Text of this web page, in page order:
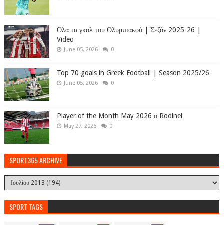
Όλα τα γκολ του Ολυμπιακού | Σεζόν 2025-26 |
Video
June 05, 2026 0
Top 70 goals in Greek Football | Season 2025/26
June 05, 2026 0
Player of the Month May 2026 ο Rodinei
May 27, 2026 0
SPORT365 ARCHIVE
SPORT TAGS